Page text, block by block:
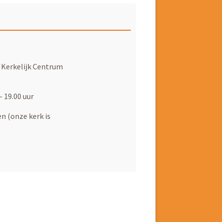
Kerkelijk Centrum
19.00 uur
(onze kerk is